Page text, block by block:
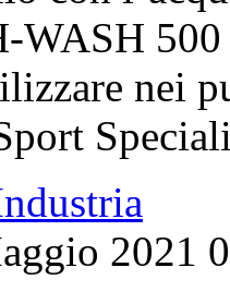
WASH
nei
2021